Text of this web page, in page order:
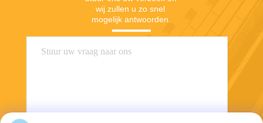
wij zullen u zo snel
mogelijk antwoorden.